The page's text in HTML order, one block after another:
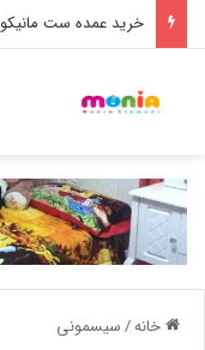
خرید شامپو سر و بدن 500 میل کودک موستلا
خانه/سیسمونی